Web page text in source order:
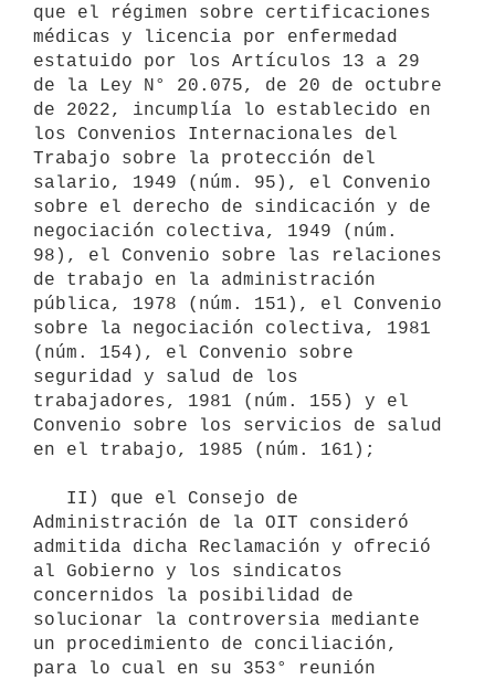
que el régimen sobre certificaciones
médicas y licencia por enfermedad
estatuido por los Artículos 13 a 29
de la Ley N° 20.075, de 20 de octubre
de 2022, incumplía lo establecido en
los Convenios Internacionales del
Trabajo sobre la protección del
salario, 1949 (núm. 95), el Convenio
sobre el derecho de sindicación y de
negociación colectiva, 1949 (núm.
98), el Convenio sobre las relaciones
de trabajo en la administración
pública, 1978 (núm. 151), el Convenio
sobre la negociación colectiva, 1981
(núm. 154), el Convenio sobre
seguridad y salud de los
trabajadores, 1981 (núm. 155) y el
Convenio sobre los servicios de salud
en el trabajo, 1985 (núm. 161);
Administración de la OIT consideró
admitida dicha Reclamación y ofreció
al Gobierno y los sindicatos
concernidos la posibilidad de
solucionar la controversia mediante
un procedimiento de conciliación,
para lo cual en su 353° reunión